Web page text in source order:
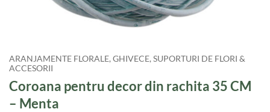
ARANJAMENTE FLORALE, GHIVECE, SUPORTURI DE FLORI &
ACCESORII
Coroana pentru decor din rachita 35 CM
– Menta